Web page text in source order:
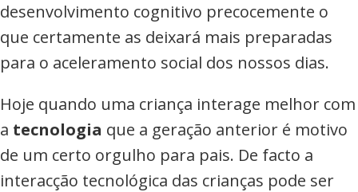
desenvolvimento cognitivo precocemente o
que certamente as deixará mais preparadas
para o aceleramento social dos nossos dias.
Hoje quando uma criança interage melhor com
a tecnologia que a geração anterior é motivo
de um certo orgulho para pais. De facto a
interacção tecnológica das crianças pode ser